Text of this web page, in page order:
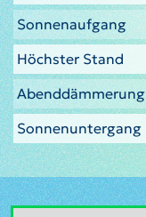
Sonnenaufgang
Höchster Stand
Abenddämmerung
Sonnenuntergang